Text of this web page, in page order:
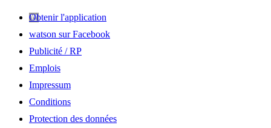
Obtenir l'application
watson sur Facebook
Publicité / RP
Emplois
Impressum
Conditions
Protection des données